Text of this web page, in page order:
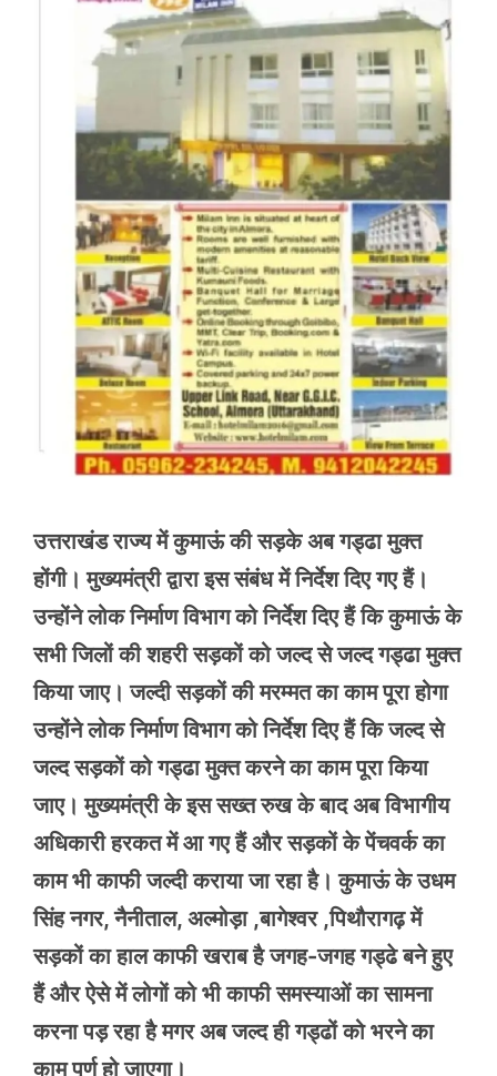
उत्तराखंड राज्य में कुमाऊं की सड़के अब गड्ढा मुक्त
होंगी। मुख्यमंत्री द्वारा इस संबंध में निर्देश दिए गए हैं।
उन्होंने लोक निर्माण विभाग को निर्देश दिए हैं कि कुमाऊं के
सभी जिलों की शहरी सड़कों को जल्द से जल्द गड्ढा मुक्त
किया जाए। जल्दी सड़कों की मरम्मत का काम पूरा होगा
उन्होंने लोक निर्माण विभाग को निर्देश दिए हैं कि जल्द से
जल्द सड़कों को गड्ढा मुक्त करने का काम पूरा किया
जाए। मुख्यमंत्री के इस सख्त रुख के बाद अब विभागीय
अधिकारी हरकत में आ गए हैं और सड़कों के पेंचवर्क का
काम भी काफी जल्दी कराया जा रहा है। कुमाऊं के उधम
सिंह नगर, नैनीताल, अल्मोड़ा ,बागेश्वर ,पिथौरागढ़ में
सड़कों का हाल काफी खराब है जगह-जगह गड्ढे बने हुए
हैं और ऐसे में लोगों को भी काफी समस्याओं का सामना
करना पड़ रहा है मगर अब जल्द ही गड्ढों को भरने का
काम पूर्ण हो जाएगा।